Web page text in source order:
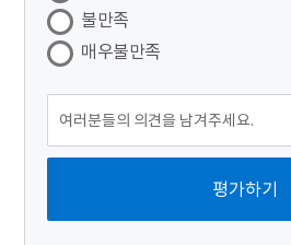
불만족
매우불만족